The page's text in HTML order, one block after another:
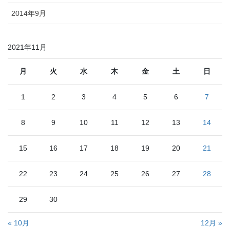
2014年9月
2021年11月
月 火 水 木 金 土 日
1 2 3 4 5 6 7
8 9 10 11 12 13 14
15 16 17 18 19 20 21
22 23 24 25 26 27 28
29 30
« 10月 12月 »